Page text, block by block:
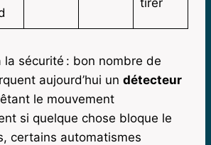
la sécurité : bon nombre de
aujourd’hui un détecteur
le mouvement
si quelque chose bloque le
certains automatismes